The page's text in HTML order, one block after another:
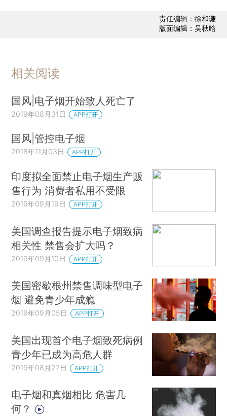
责任编辑：徐和谦
版面编辑：吴秋晗
相关阅读
国风|电子烟开始致人死亡了
2019年08月31日 APP打开
国风|管控电子烟
2018年11月03日 APP打开
印度拟全面禁止电子烟生产贩
售行为 消费者私用不受限
2019年09月19日 APP打开
美国调查报告提示电子烟致病
相关性 禁售会扩大吗？
2019年09月10日 APP打开
美国密歇根州禁售调味型电子
烟 避免青少年成瘾
2019年09月05日 APP打开
美国出现首个电子烟致死病例
青少年已成为高危人群
2019年08月27日 APP打开
电子烟和真烟相比 危害几
何？